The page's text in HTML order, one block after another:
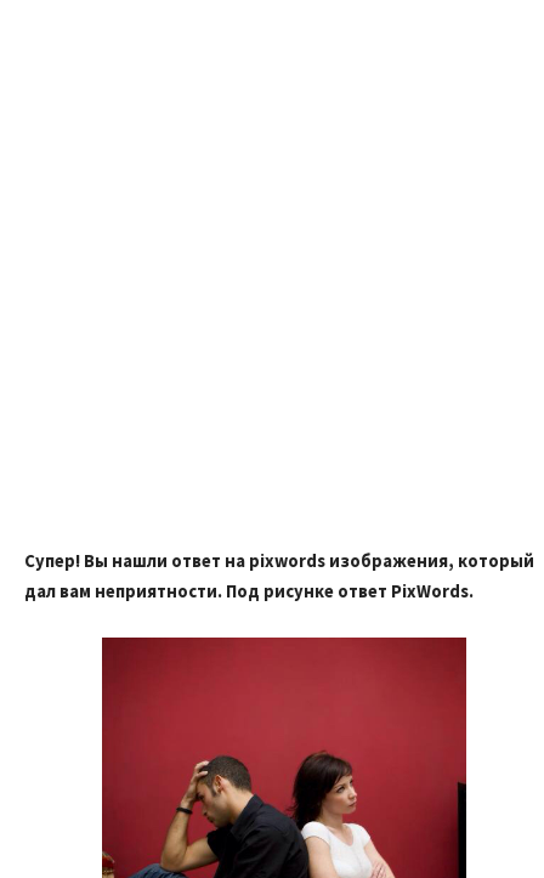
Супер! Вы нашли ответ на pixwords изображения, который
дал вам неприятности. Под рисунке ответ PixWords.